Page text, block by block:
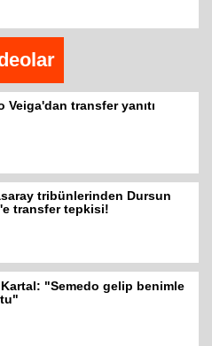
Veiga'dan transfer yanıtı
tribünlerinden Dursun
transfer tepkisi!
"Semedo gelip benimle